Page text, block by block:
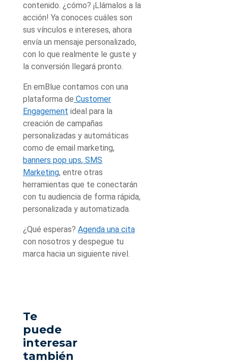
contenido. ¿cómo? ¡Llámalos a la
acción! Ya conoces cuáles son
sus vínculos e intereses, ahora
envía un mensaje personalizado,
con lo que realmente le guste y
la conversión llegará pronto.
En emBlue contamos con una
plataforma de Customer
Engagement ideal para la
creación de campañas
personalizadas y automáticas
como de email marketing,
banners pop ups, SMS
Marketing, entre otras
herramientas que te conectarán
con tu audiencia de forma rápida,
personalizada y automatizada.
¿Qué esperas? Agenda una cita
con nosotros y despegue tu
marca hacia un siguiente nivel.
Te
puede
interesar
también